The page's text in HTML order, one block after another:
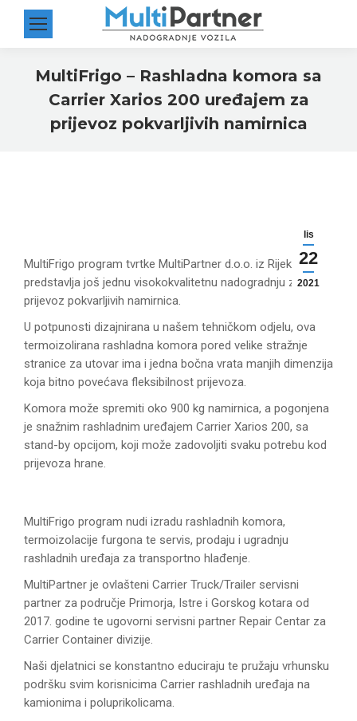
MultiFrigo – Rashladna komora sa
Carrier Xarios 200 uređajem za
prijevoz pokvarljivih namirnica
lis
22
2021
MultiFrigo program tvrtke MultiPartner d.o.o. iz Rijeke
predstavlja još jednu visokokvalitetnu nadogradnju za
prijevoz pokvarljivih namirnica.
U potpunosti dizajnirana u našem tehničkom odjelu, ova
termoizolirana rashladna komora pored velike stražnje
stranice za utovar ima i jedna bočna vrata manjih dimenzija
koja bitno povećava fleksibilnost prijevoza.
Komora može spremiti oko 900 kg namirnica, a pogonjena
je snažnim rashladnim uređajem Carrier Xarios 200, sa
stand-by opcijom, koji može zadovoljiti svaku potrebu kod
prijevoza hrane.
MultiFrigo program nudi izradu rashladnih komora,
termoizolacije furgona te servis, prodaju i ugradnju
rashladnih uređaja za transportno hlađenje.
MultiPartner je ovlašteni Carrier Truck/Trailer servisni
partner za područje Primorja, Istre i Gorskog kotara od
2017. godine te ugovorni servisni partner Repair Centar za
Carrier Container divizije.
Naši djelatnici se konstantno educiraju te pružaju vrhunsku
podršku svim korisnicima Carrier rashladnih uređaja na
kamionima i poluprikolicama.